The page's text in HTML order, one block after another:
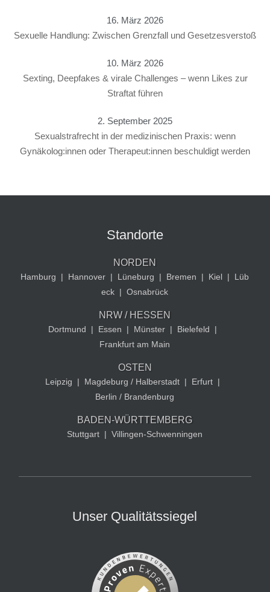
16. März 2026
Sexuelle Handlung: Zwischen Grenzfall und Gesetzesverstoß
10. März 2026
Sexting, Deepfakes & virale Challenges – wenn Likes zur
Straftat führen
2. September 2025
Sexualstrafrecht in der medizinischen Praxis: wenn
Gynäkolog:innen oder Therapeut:innen beschuldigt werden
Standorte
NORDEN
Hamburg | Hannover | Lüneburg | Bremen | Kiel |
Lüb
eck | Osnabrück
NRW / HESSEN
Dortmund | Essen | Münster | Bielefeld
|
Frankfurt am Main
OSTEN
Leipzig | Magdeburg / Halberstadt | Erfurt |
Berlin / Brandenburg
BADEN-WÜRTTEMBERG
Stuttgart | Villingen-Schwenningen
Unser Qualitätssiegel